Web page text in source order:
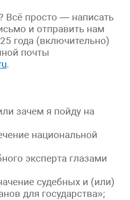
Всё просто — написать
и отправить нам
года (включительно)
почты
.
зачем я пойду на
национальной
эксперта глазами
судебных и (или)
для государства»;